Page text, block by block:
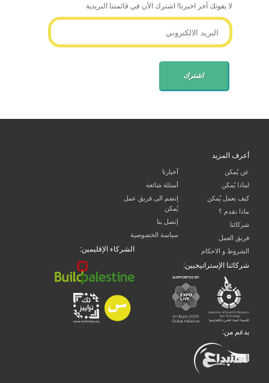
لا يفوتك آخر اخبرنا! اشترك الأن في قائمتنا البريدية
أعرف المزيد
عن يُمكن
لماذا يُمكن
كيف يعمل يُمكن
ماذا نقدم ؟
شركائنا
فريق العمل
الشروط و الاحكام
آخبارنا
أسئلة شائعة
إنضم الى فريق عمل
يُمكن
إتصل بنا
سياسة الخصوصية
الشركاء الإقليمين:
شركائنا الإستراتيجيين:
بدعم من: